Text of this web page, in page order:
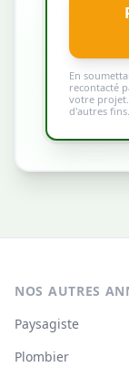
En
recontacté
votre projet.
d'autres fins.
NOS AUTRES
Paysagiste
Plombier